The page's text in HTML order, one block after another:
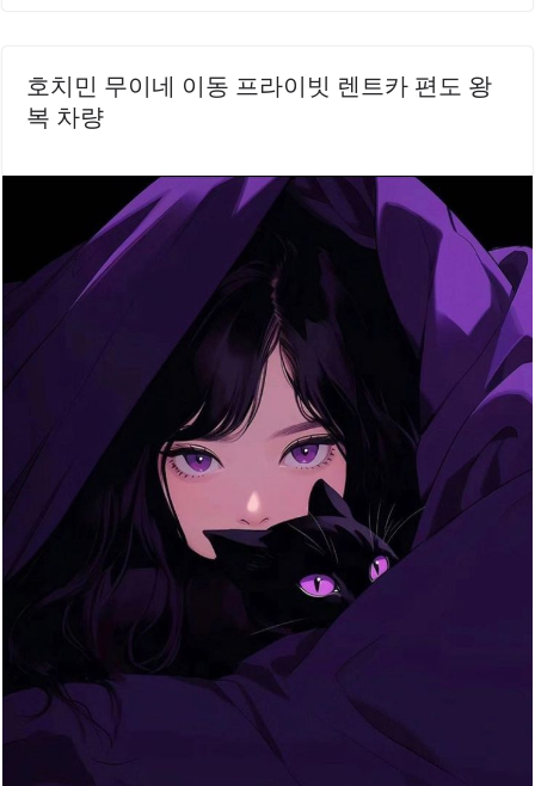
호치민 무이네 이동 프라이빗 렌트카 편도 왕
복 차량